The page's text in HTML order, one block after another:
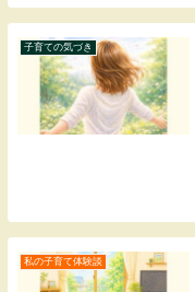
子育ての気づき
私の子育て体験談